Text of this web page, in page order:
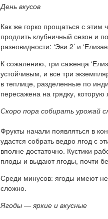
День вкусов
Как же горко прощаться с
продлить клубничный сезон и
разновидности: ‘Эви 2’ и
К сожалению, три саженца
устойчивым, и все три
в теплице, разделенные по
пересажена на грядку,
Скоро пора собирать урожай
Фрукты начали появляться в
удастся собрать ведро ягод с
вполне достаточно. Кустики
плоды и выдают ягоды, почти
Среди минусов: ягоды имеют
сложно.
Ягоды — яркие и вкусные